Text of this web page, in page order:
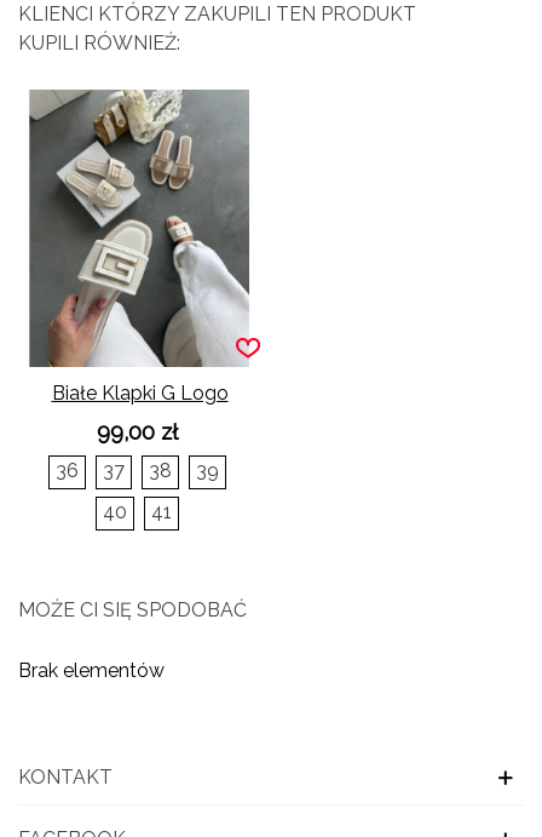
KLIENCI KTÓRZY ZAKUPILI TEN PRODUKT
KUPILI RÓWNIEŻ:
Białe Klapki G Logo
99,00 zł
36 37 38
39
40
41
MOŻE CI SIĘ SPODOBAĆ
Brak elementów
KONTAKT